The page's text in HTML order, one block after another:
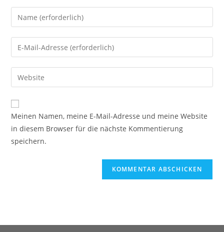
Meinen Namen, meine E-Mail-Adresse und meine Website
in diesem Browser für die nächste Kommentierung
speichern.